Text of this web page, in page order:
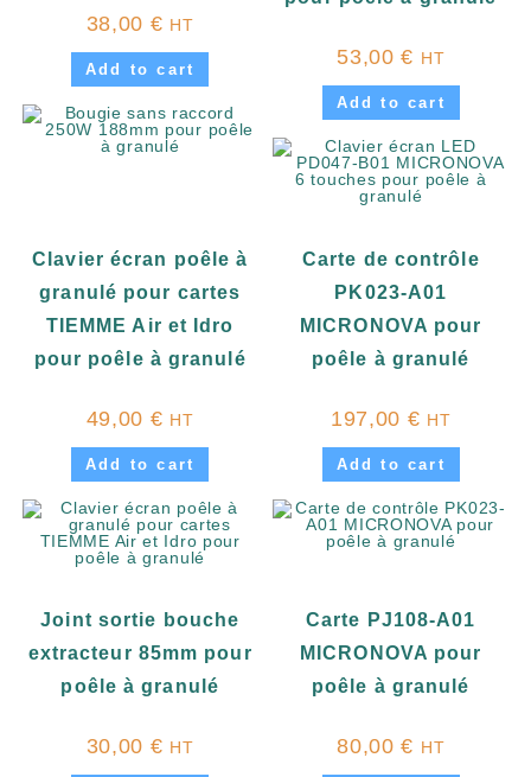
38,00 € HT
Add to cart
53,00€ HT
Add to cart
Clavier écran poêle à
granulé pour cartes
TIEMME Air et Idro
pour poêle à granulé
49,00 € HT
Add to cart
Carte de contrôle
PK023-A01
MICRONOVA pour
poêle à granulé
197,00 € HT
Add to cart
Joint sortie bouche
extracteur 85mm pour
poêle à granulé
30,00 € HT
Carte PJ108-A01
MICRONOVA pour
poêle à granulé
80,00€ HT